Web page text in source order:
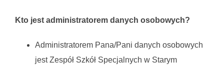
Kto jest administratorem danych osobowych?
Administratorem Pana/Pani danych osobowych
jest Zespół Szkół Specjalnych w Starym